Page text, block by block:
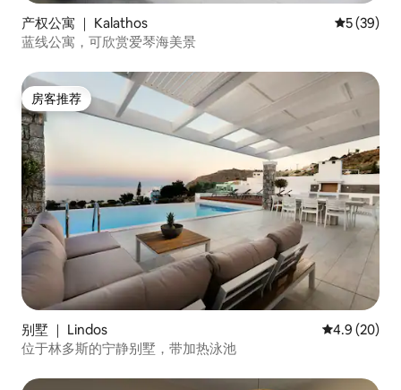
产权公寓 ｜ Kalathos 平均评分
5 (39)
蓝线公寓，可欣赏爱琴海美景
房客推荐
房客推荐
别墅 ｜ Lindos 平均评分
4.9 (20)
位于林多斯的宁静别墅，带加热泳池